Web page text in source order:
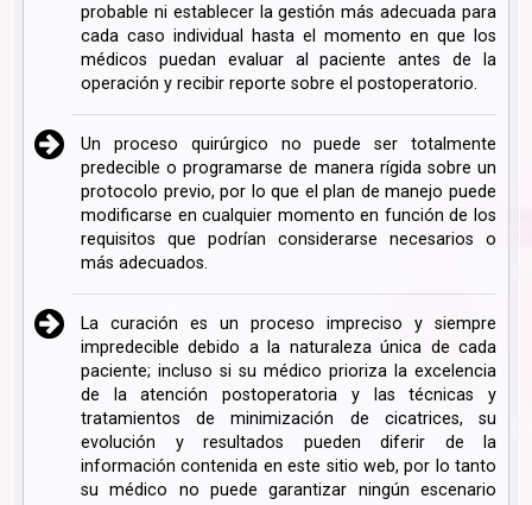
probable ni establecer la gestión más adecuada para
cada caso individual hasta el momento en que los
médicos puedan evaluar al paciente antes de la
operación y recibir reporte sobre el postoperatorio.
Un proceso quirúrgico no puede ser totalmente
predecible o programarse de manera rígida sobre un
protocolo previo, por lo que el plan de manejo puede
modificarse en cualquier momento en función de los
requisitos que podrían considerarse necesarios o
más adecuados.
La curación es un proceso impreciso y siempre
impredecible debido a la naturaleza única de cada
paciente; incluso si su médico prioriza la excelencia
de la atención postoperatoria y las técnicas y
tratamientos de minimización de cicatrices, su
evolución y resultados pueden diferir de la
información contenida en este sitio web, por lo tanto
su médico no puede garantizar ningún escenario